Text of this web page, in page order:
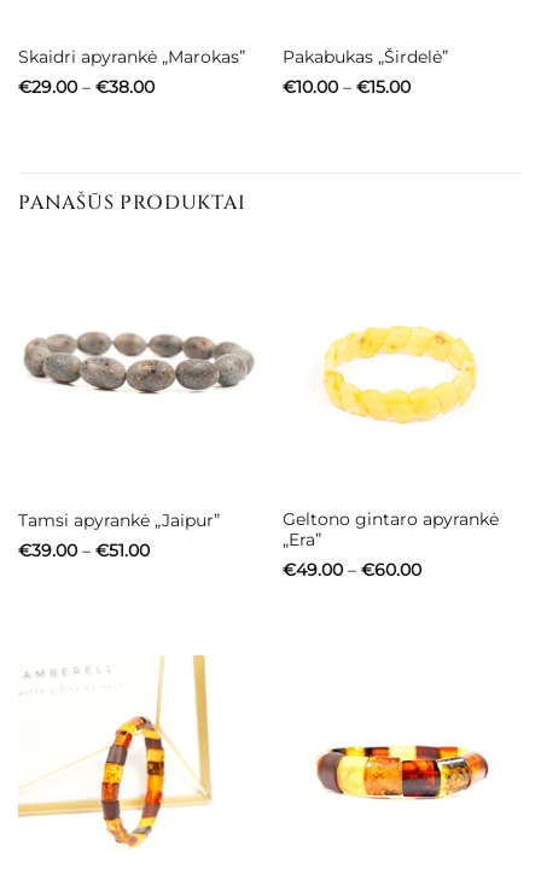
Skaidri apyrankė „Marokas”
€29.00 – €38.00Price
Pakabukas „Širdelė”
€10.00 – €15.00Price
PANAŠŪS PRODUKTAI
Tamsi apyrankė „Jaipur”
€39.00 – €51.00Price
Geltono gintaro apyrankė
„Era”
€49.00 – €60.00Price